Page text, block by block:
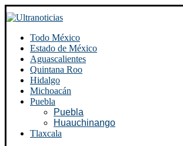
Todo México
Estado de México
Aguascalientes
Quintana Roo
Hidalgo
Michoacán
Puebla
Puebla
Huauchinango
Tlaxcala